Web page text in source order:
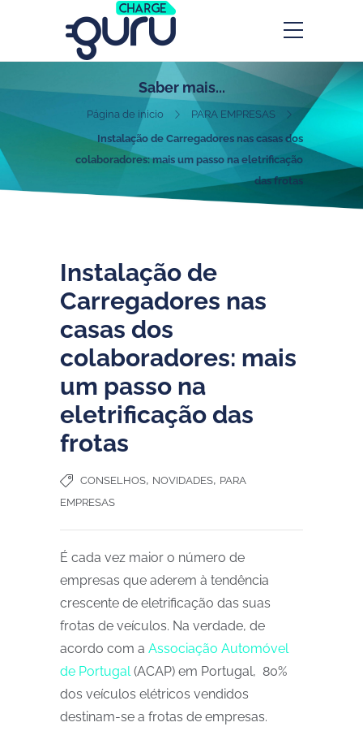
Saber mais...
Página de inicio
PARA EMPRESAS
Instalação de Carregadores nas casas dos
colaboradores: mais um passo na eletrificação
das frotas
Instalação de
Carregadores nas
casas dos
colaboradores: mais
um passo na
eletrificação das
frotas
CONSELHOS, NOVIDADES, PARA
EMPRESAS
É cada vez maior o número de
empresas que aderem à tendência
crescente de eletrificação das suas
frotas de veículos. Na verdade, de
acordo com a Associação Automóvel
de Portugal(ACAP) em Portugal, 80%
dos veículos elétricos vendidos
destinam-se a frotas de empresas.